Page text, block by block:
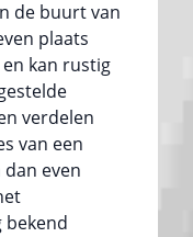
de buurt van
plaats
kan rustig
verdelen
van een
even
bekend